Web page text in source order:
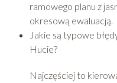
ramowego planu z
okresową ewaluacją.
Jakie są typowe
Hucie?
Najczęściej to